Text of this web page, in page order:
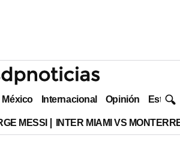
México Internacional Opinión Estilo
MESSI INTER MIAMI VS